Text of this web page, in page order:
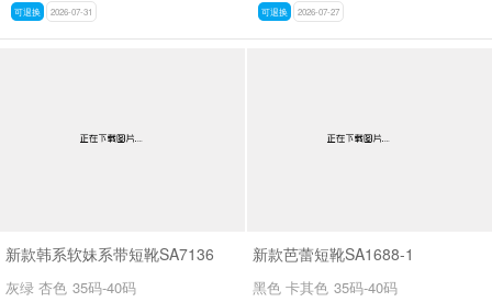
可退换 2026-07-31 可退换 2026-07-27
新款韩系软妹系带短靴SA7136
灰绿 杏色 35码-40码
新款芭蕾短靴SA1688-1
黑色 卡其色 35码-40码